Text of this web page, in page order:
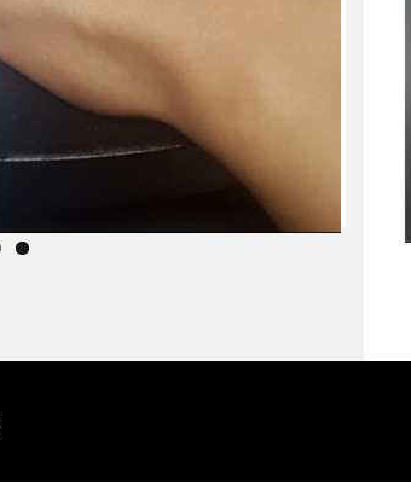
School City Actors una borsa di studio
e Giorgio Borghetti.